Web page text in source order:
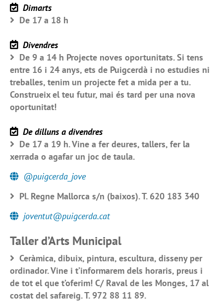
Dimarts
De 17 a 18 h
Divendres
De 9 a 14 h Projecte noves oportunitats. Si tens
entre 16 i 24 anys, ets de Puigcerdà i no estudies ni
treballes, tenim un projecte fet a mida per a tu.
Construeix el teu futur, mai és tard per una nova
oportunitat!
De dilluns a divendres
De 17 a 19 h. Vine a fer deures, tallers, fer la
xerrada o agafar un joc de taula.
@puigcerda_jove
Pl. Regne Mallorca s/n (baixos). T. 620 183 340
joventut@puigcerda.cat
Taller d’Arts Municipal
Ceràmica, dibuix, pintura, escultura, disseny per
ordinador. Vine i t’informarem dels horaris, preus i
de tot el que t’oferim! C/ Raval de les Monges, 17 al
costat del safareig. T. 972 88 11 89.